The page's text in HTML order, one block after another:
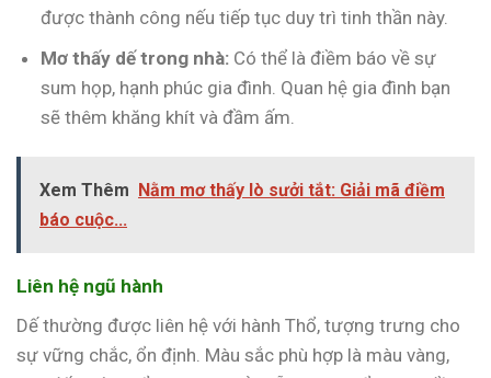
được thành công nếu tiếp tục duy trì tinh thần này.
Mơ thấy dế trong nhà: Có thể là điềm báo về sự
sum họp, hạnh phúc gia đình. Quan hệ gia đình bạn
sẽ thêm khăng khít và đầm ấm.
Xem Thêm
Nằm mơ thấy lò sưởi tắt: Giải mã điềm
báo cuộc...
Liên hệ ngũ hành
Dế thường được liên hệ với hành Thổ, tượng trưng cho
sự vững chắc, ổn định. Màu sắc phù hợp là màu vàng,